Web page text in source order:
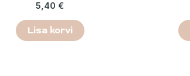
5,40 €
Lisa korvi